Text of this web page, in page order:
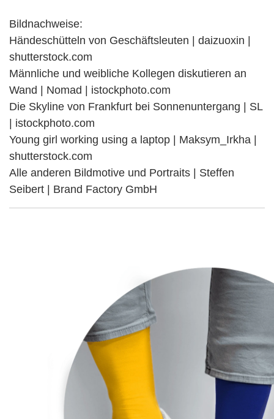
Bildnachweise:
Händeschütteln von Geschäftsleuten | daizuoxin |
shutterstock.com
Männliche und weibliche Kollegen diskutieren an
Wand | Nomad | istockphoto.com
Die Skyline von Frankfurt bei Sonnenuntergang | SL
| istockphoto.com
Young girl working using a laptop | Maksym_Irkha |
shutterstock.com
Alle anderen Bildmotive und Portraits | Steffen
Seibert | Brand Factory GmbH